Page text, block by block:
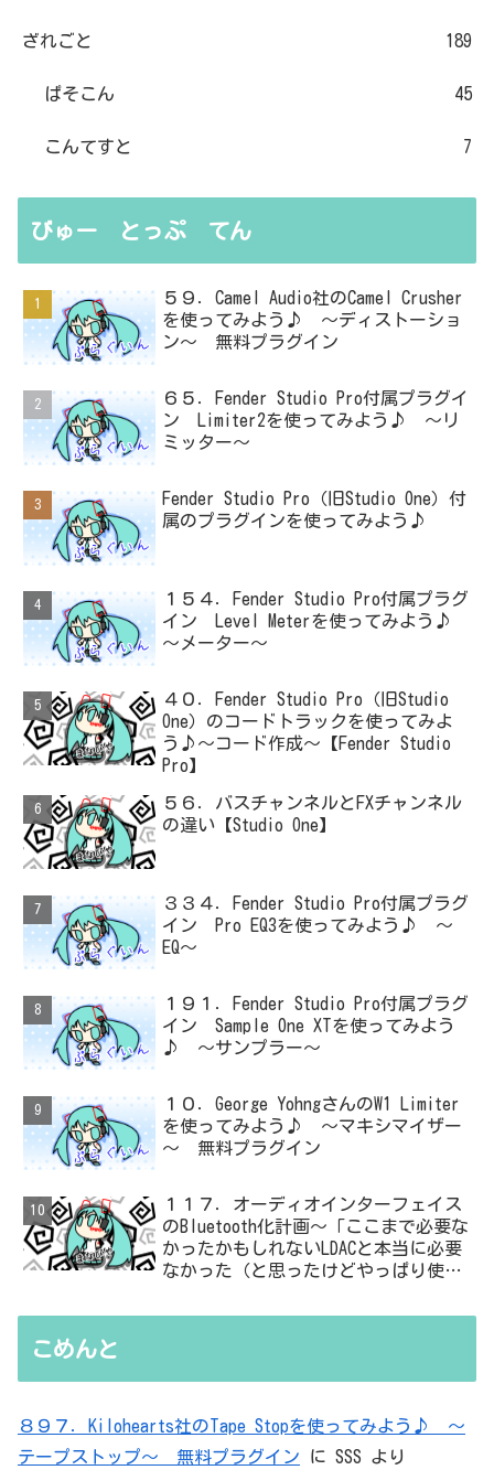
ざれごと 189
ぱそこん 45
こんてすと 7
びゅー とっぷ てん
５９．Camel Audio社のCamel Crusher
を使ってみよう♪ ～ディストーショ
ン～ 無料プラグイン
６５．Fender Studio Pro付属プラグイ
ン Limiter2を使ってみよう♪ ～リ
ミッター～
Fender Studio Pro（旧Studio One）付
属のプラグインを使ってみよう♪
１５４．Fender Studio Pro付属プラグ
イン Level Meterを使ってみよう♪
～メーター～
４０．Fender Studio Pro（旧Studio
One）のコードトラックを使ってみよ
う♪～コード作成～【Fender Studio
Pro】
５６．バスチャンネルとFXチャンネル
の違い【Studio One】
３３４．Fender Studio Pro付属プラグ
イン Pro EQ3を使ってみよう♪ ～
EQ～
１９１．Fender Studio Pro付属プラグ
イン Sample One XTを使ってみよう
♪ ～サンプラー～
１０．George YohngさんのW1 Limiter
を使ってみよう♪ ～マキシマイザー
～ 無料プラグイン
１１７．オーディオインターフェイス
のBluetooth化計画～「ここまで必要な
かったかもしれないLDACと本当に必要
なかった（と思ったけどやっぱり使っ
無駄を重ねた結論はシンプルだった
こめんと
８９７．Kilohearts社のTape Stopを使ってみよう♪ ～
テープストップ～ 無料プラグイン に SSS より